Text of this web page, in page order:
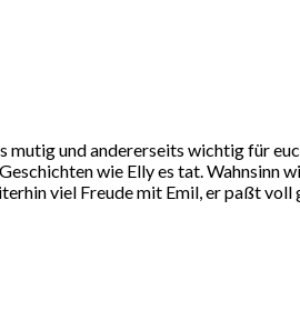
mutig und andererseits wichtig für
wie Elly es tat.
viel Freude mit Emil, er paßt voll